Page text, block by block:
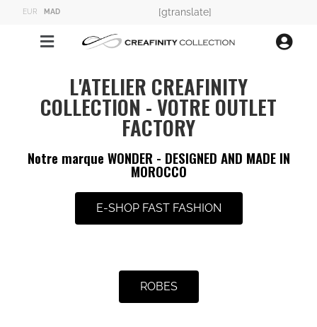
EUR MAD [gtranslate]
L'ATELIER CREAFINITY
COLLECTION - VOTRE OUTLET
FACTORY
Notre marque WONDER - DESIGNED AND MADE IN
MOROCCO
E-SHOP FAST FASHION
ROBES